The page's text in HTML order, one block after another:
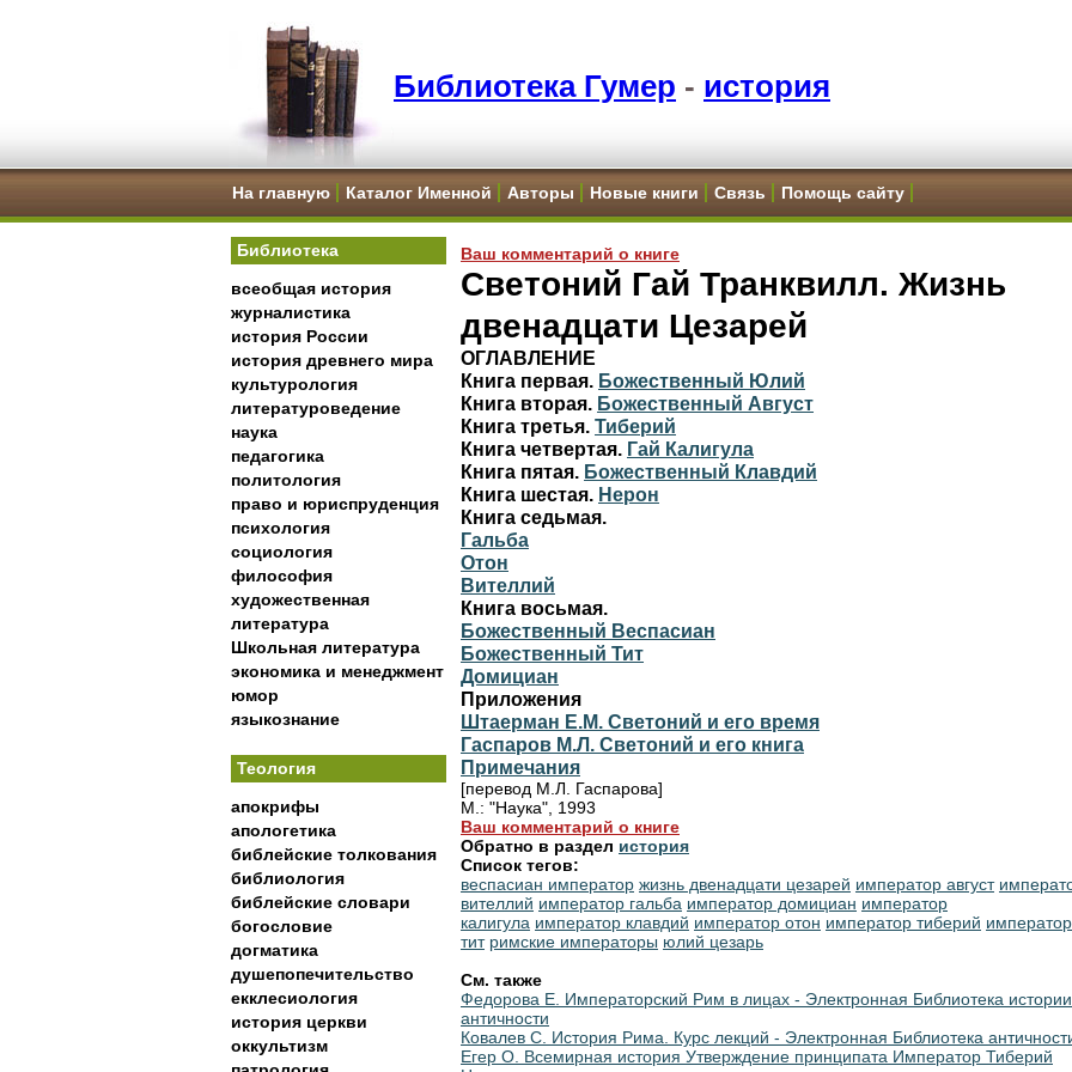
Библиотека Гумер - история
На главную Каталог Именной Авторы Новые книги Связь Помощь сайту
Библиотека
всеобщая история
журналистика
история России
история древнего мира
культурология
литературоведение
наука
педагогика
политология
право и юриспруденция
психология
социология
философия
художественная
литература
Школьная литература
экономика и менеджмент
юмор
языкознание
Теология
апокрифы
апологетика
библейские толкования
библиология
библейские словари
богословие
догматика
душепопечительство
екклесиология
история церкви
оккультизм
Ваш комментарий о книге
Светоний Гай Транквилл. Жизнь
двенадцати Цезарей
ОГЛАВЛЕНИЕ
Книга первая. Божественный Юлий
Книга вторая. Божественный Август
Книга третья. Тиберий
Книга четвертая. Гай Калигула
Книга пятая. Божественный Клавдий
Книга шестая. Нерон
Книга седьмая.
Гальба
Отон
Вителлий
Книга восьмая.
Божественный Веспасиан
Божественный Тит
Домициан
Приложения
Штаерман Е.М. Светоний и его время
Гаспаров М.Л. Светоний и его книга
Примечания
[перевод М.Л. Гаспарова]
М.: "Наука", 1993
Ваш комментарий о книге
Обратно в раздел история
Список тегов:
веспасиан император жизнь двенадцати цезарей император август
вителлий император гальба император домициан император
калигула император клавдий император отон император тиберий император
тит римские императоры юлий цезарь
См. также
Федорова Е. Императорский Рим в лицах - Электронная Библиотека истории
античности
Ковалев С. История Рима. Курс лекций - Электронная Библиотека
Егер О. Всемирная история Утверждение принципата Император Тиберий